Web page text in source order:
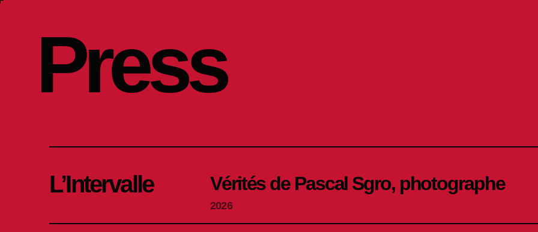
Press
L’Intervalle Vérités de Pascal Sgro, photographe
2026